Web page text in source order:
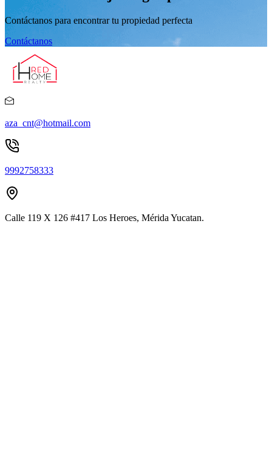
Contáctanos para encontrar tu propiedad perfecta
Contáctanos
aza_cnt@hotmail.com
9992758333
Calle 119 X 126 #417 Los Heroes, Mérida Yucatan.